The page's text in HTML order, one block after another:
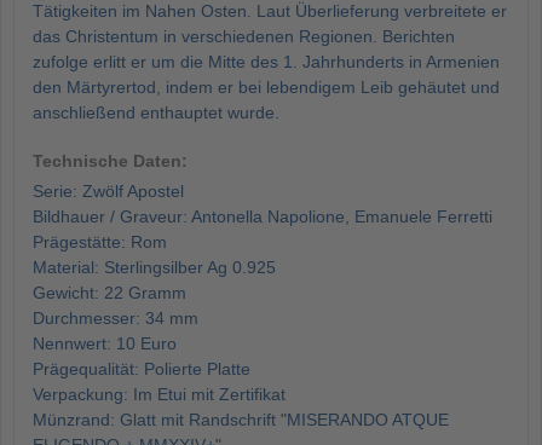
Tätigkeiten im Nahen Osten. Laut Überlieferung verbreitete er
das Christentum in verschiedenen Regionen. Berichten
zufolge erlitt er um die Mitte des 1. Jahrhunderts in Armenien
den Märtyrertod, indem er bei lebendigem Leib gehäutet und
anschließend enthauptet wurde.
Technische Daten:
Serie: Zwölf Apostel
Bildhauer / Graveur: Antonella Napolione, Emanuele Ferretti
Prägestätte: Rom
Material: Sterlingsilber Ag 0.925
Gewicht: 22 Gramm
Durchmesser: 34 mm
Nennwert: 10 Euro
Prägequalität: Polierte Platte
Verpackung: Im Etui mit Zertifikat
Münzrand: Glatt mit Randschrift "MISERANDO ATQUE